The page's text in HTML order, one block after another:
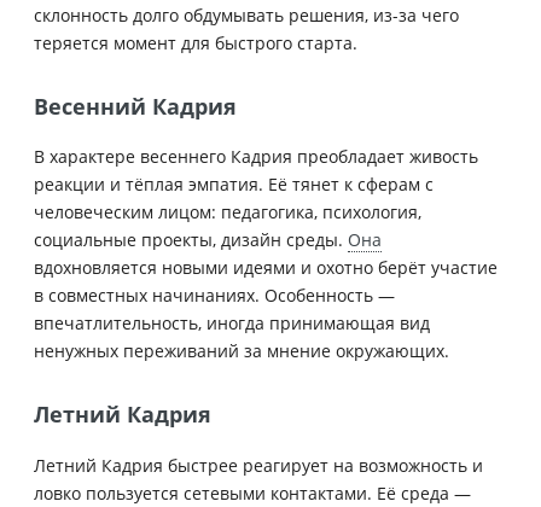
склонность долго обдумывать решения, из-за чего
теряется момент для быстрого старта.
Весенний Кадрия
В характере весеннего Кадрия преобладает живость
реакции и тёплая эмпатия. Её тянет к сферам с
человеческим лицом: педагогика, психология,
социальные проекты, дизайн среды. Она
вдохновляется новыми идеями и охотно берёт участие
в совместных начинаниях. Особенность —
впечатлительность, иногда принимающая вид
ненужных переживаний за мнение окружающих.
Летний Кадрия
Летний Кадрия быстрее реагирует на возможность и
ловко пользуется сетевыми контактами. Её среда —